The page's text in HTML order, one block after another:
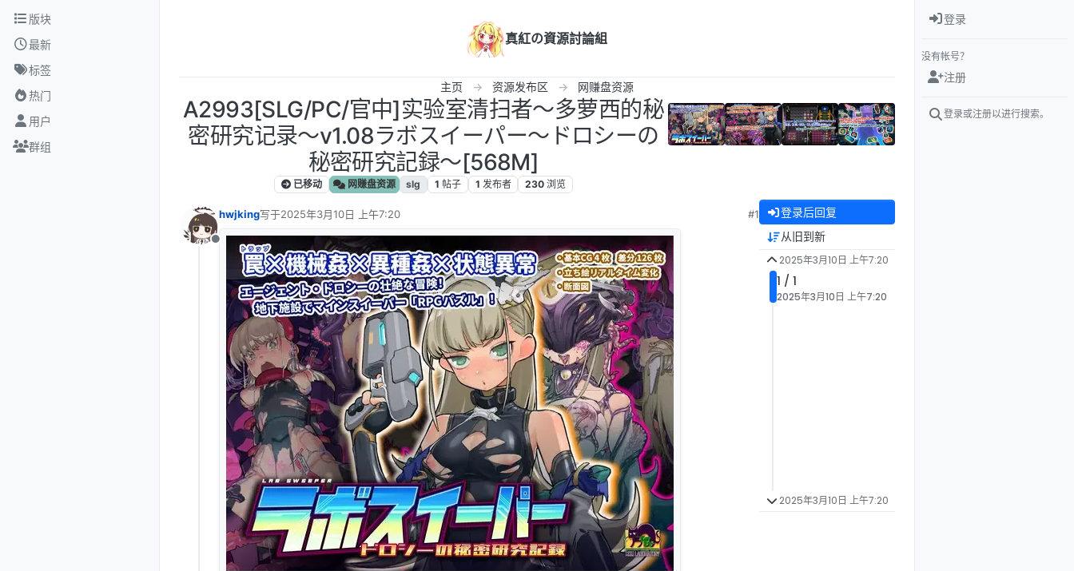
跳转至内容
版块
最新
标签
热门
用户
群组
真紅の資源討論組
主页 资源发布区 网赚盘资源
A2993[SLG/PC/官中]实验室清扫者～多萝西的秘
密研究记录～v1.08ラボスイーパー～ドロシーの
秘密研究記録～[568M]
已移动 网赚盘资源 slg 1 帖子 1 发布者 230 浏览
离线
hwjking写于2025年3月10日 上午7:20
最后由 编辑
#1 登录后回复
从旧到新
2025年3月10日 上午7:20
1 / 1
2025年3月10日 上午7:20
2025年3月10日 上午7:20
登录
没有帐号？
注册
登录或注册以进行搜索。